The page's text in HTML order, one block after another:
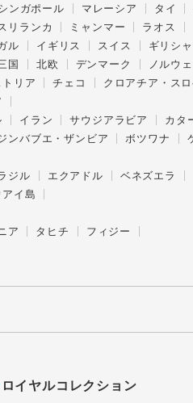
ンガポール マレーシア タイ
リランカ ミャンマー ラオス
ル イギリス スイス ギリシャ
国 北欧 デンマーク ノルウ
トリア チェコ クロアチア・ス
イラン サウジアラビア
カタ
ンバブエ・ザンビア ボツワナ
ジル エクアドル
ベネズエラ
アイ島
ア タヒチ フィジー
ロイヤルコレクション